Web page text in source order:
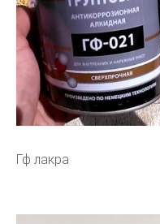
Гф лакра